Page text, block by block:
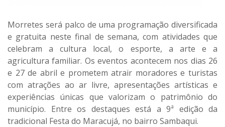
Morretes será palco de uma programação diversificada
e gratuita neste final de semana, com atividades que
celebram a cultura local, o esporte, a arte e a
agricultura familiar. Os eventos acontecem nos dias 26
e 27 de abril e prometem atrair moradores e turistas
com atrações ao ar livre, apresentações artísticas e
experiências únicas que valorizam o patrimônio do
município. Entre os destaques está a 9ª edição da
tradicional Festa do Maracujá, no bairro Sambaqui.